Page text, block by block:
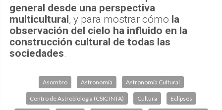
general desde una perspectiva
multicultural, y para mostrar cómo la
observación del cielo ha influido en la
construcción cultural de todas las
sociedades.
Asombro Astronomía Astronomía Cultural
Centro de Astrobiología (CSIC INTA) Cultura Eclipses